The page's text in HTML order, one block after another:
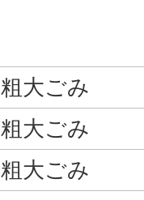
粗大ごみ
粗大ごみ
粗大ごみ